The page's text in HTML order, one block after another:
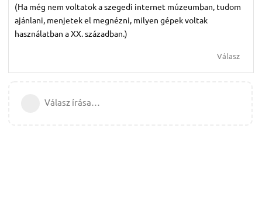
(Ha még nem voltatok a szegedi internet múzeumban, tudom
ajánlani, menjetek el megnézni, milyen gépek voltak
használatban a XX. században.)
Válasz
Válasz írása…